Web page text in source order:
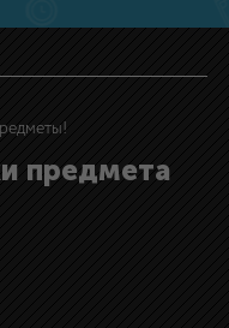
предмета